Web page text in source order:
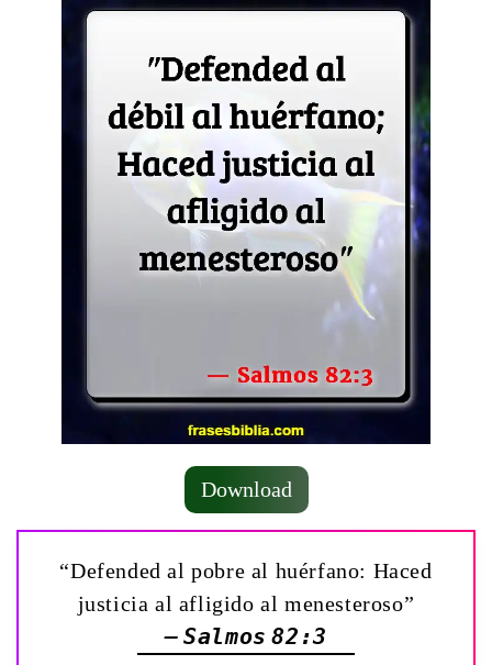
Download
“Defended al pobre al huérfano: Haced
justicia al afligido al menesteroso”
— Salmos 82:3